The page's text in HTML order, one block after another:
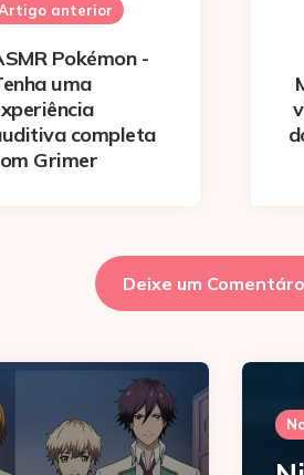
anterior
Pokémon -
uma
completa
Grimer
Deixe um Comentáro